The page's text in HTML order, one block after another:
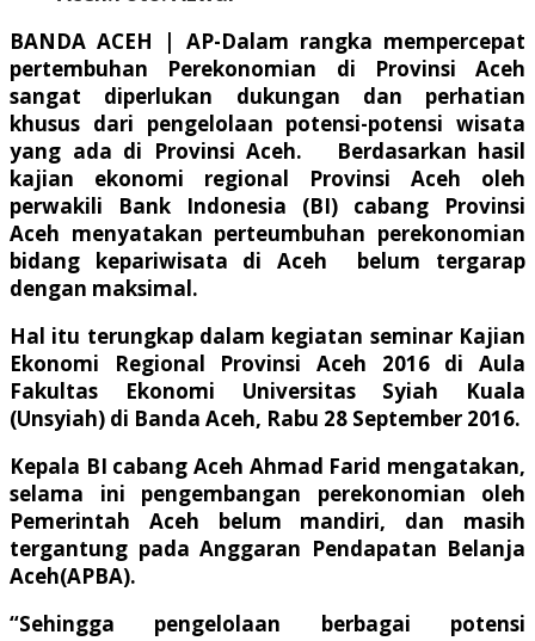
BANDA ACEH | AP-Dalam rangka mempercepat
pertembuhan Perekonomian di Provinsi Aceh
sangat diperlukan dukungan dan perhatian
khusus dari pengelolaan potensi-potensi wisata
yang ada di Provinsi Aceh. Berdasarkan hasil
kajian ekonomi regional Provinsi Aceh oleh
perwakili Bank Indonesia (BI) cabang Provinsi
Aceh menyatakan perteumbuhan perekonomian
bidang kepariwisata di Aceh belum tergarap
dengan maksimal.
Hal itu terungkap dalam kegiatan seminar Kajian
Ekonomi Regional Provinsi Aceh 2016 di Aula
Fakultas Ekonomi Universitas Syiah Kuala
(Unsyiah) di Banda Aceh, Rabu 28 September 2016.
Kepala BI cabang Aceh Ahmad Farid mengatakan,
selama ini pengembangan perekonomian oleh
Pemerintah Aceh belum mandiri, dan masih
tergantung pada Anggaran Pendapatan Belanja
Aceh(APBA).
“Sehingga pengelolaan berbagai potensi